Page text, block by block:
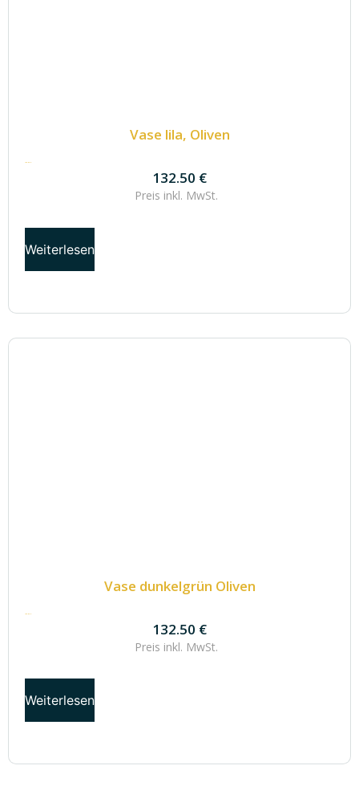
Vase lila, Oliven
132.50 €
132.50 €
Preis inkl. MwSt.
Weiterlesen
Vase dunkelgrün Oliven
132.50 €
132.50 €
Preis inkl. MwSt.
Weiterlesen